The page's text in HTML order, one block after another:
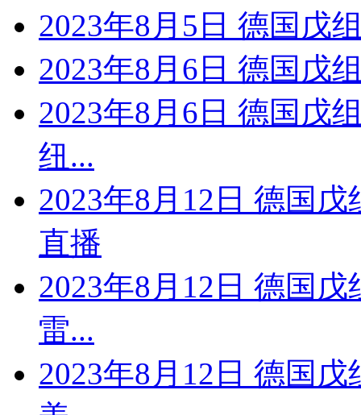
2023年8月5日 德国戊
2023年8月6日 德国戊
2023年8月6日 德国戊
纽...
2023年8月12日 德国
直播
2023年8月12日 德国
雷...
2023年8月12日 德国